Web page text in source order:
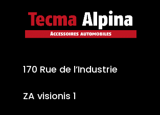
170 Rue de l’Industrie
ZA visionis 1